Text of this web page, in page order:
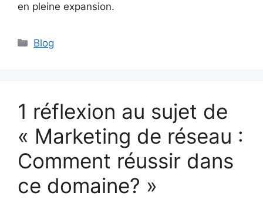
en pleine expansion.
Catégories
Blog
1 réflexion au sujet de
« Marketing de réseau :
Comment réussir dans
ce domaine? »